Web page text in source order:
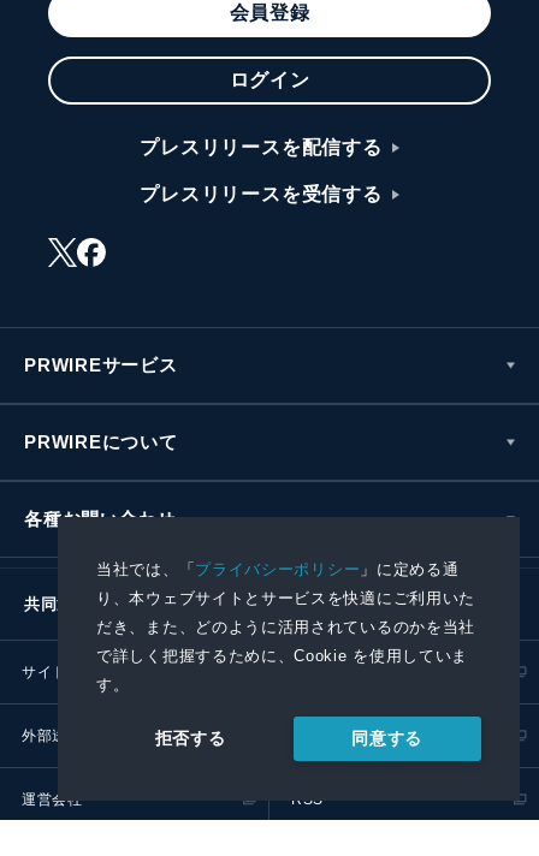
当社では、「プライバシーポリシー 」に定める通
り、本ウェブサイトとサービスを快適にご利用いた
だき、また、どのように活用されているのかを当社
で詳しく把握するために、Cookie を使用していま
す。
拒否する 同意する
会員登録
ログイン
プレスリリースを配信する
プレスリリースを受信する
PRWIREサービス
PRWIREについて
各種お問い合わせ
共同通信社グループ
サイトポリシー
外部送信ポリシー プレスリリース取扱基準
運営会社 RSS